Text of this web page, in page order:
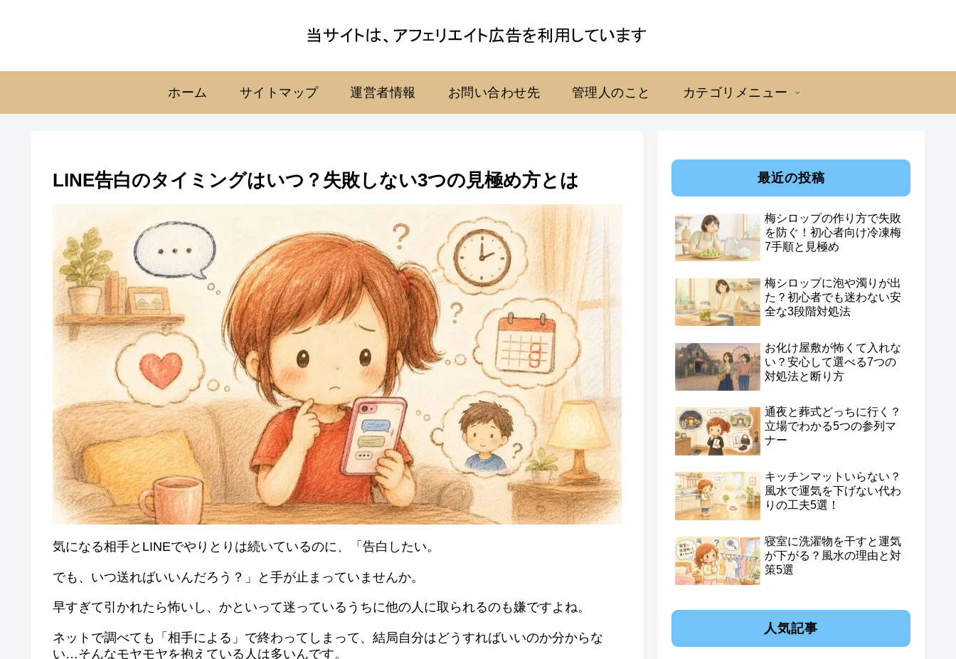
ホーム サイトマップ 運営者情報 お問い合わせ先 管理人のこと カテゴリメニュー
LINE告白のタイミングはいつ？失敗しない3つの見極め方とは
気になる相手とLINEでやりとりは続いているのに、「告白したい。
でも、いつ送ればいいんだろう？」と手が止まっていませんか。
早すぎて引かれたら怖いし、かといって迷っているうちに他の人に取られるのも嫌ですよね。
ネットで調べても「相手による」で終わってしまって、結局自分はどうすればいいのか分からな
い…そんなモヤモヤを抱えている人は多いんです。
最近の投稿
梅シロップの作り方で失敗
を防ぐ！初心者向け冷凍梅
7手順と見極め
梅シロップに泡や濁りが出
た？初心者でも迷わない安
全な3段階対処法
お化け屋敷が怖くて入れな
い？安心して選べる7つの
対処法と断り方
通夜と葬式どっちに行く？
立場でわかる5つの参列マ
ナー
キッチンマットいらない？
風水で運気を下げない代わ
りの工夫5選！
寝室に洗濯物を干すと運気
が下がる？風水の理由と対
策5選
人気記事